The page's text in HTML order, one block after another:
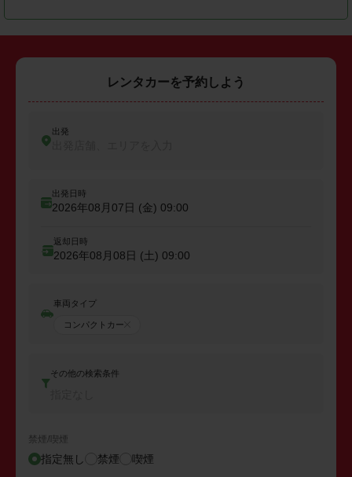
レンタカーを予約しよう
出発
出発日時
2026年08月07日 (金) 09:00
返却日時
2026年08月08日 (土) 09:00
車両タイプ
コンパクトカー
その他の検索条件
禁煙/喫煙
指定無し 禁煙 喫煙